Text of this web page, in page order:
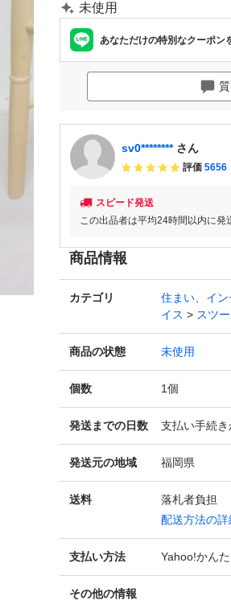
未使用
あなただけの特別なクーポン
sv0******** さん
評価 5656
スピード発送
この出品者は平均24時間以内に発
商品情報
カテゴリ 住まい、イン
イス
スツ
商品の状態 未使用
個数 1個
発送までの日数 支払い手続
発送元の地域 福岡県
送料
落札者負担
配送方法の詳
支払い方法 Yahoo!かん
その他の情報